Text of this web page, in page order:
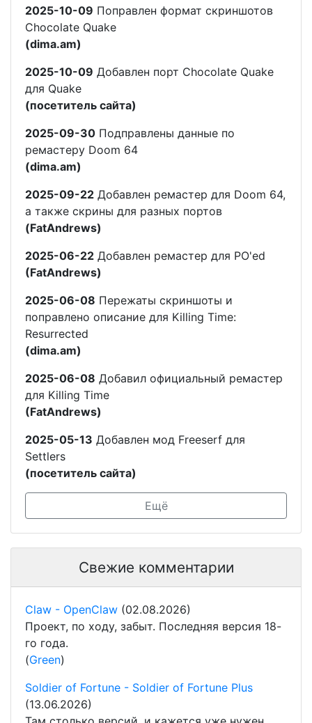
2025-10-09 Поправлен формат скриншотов
Chocolate Quake
(dima.am)
2025-10-09 Добавлен порт Chocolate Quake
для Quake
(посетитель сайта)
2025-09-30 Подправлены данные по
ремастеру Doom 64
(dima.am)
2025-09-22 Добавлен ремастер для Doom 64,
а также скрины для разных портов
(FatAndrews)
2025-06-22 Добавлен ремастер для PO'ed
(FatAndrews)
2025-06-08 Пережаты скриншоты и
поправлено описание для Killing Time:
Resurrected
(dima.am)
2025-06-08 Добавил официальный ремастер
для Killing Time
(FatAndrews)
2025-05-13 Добавлен мод Freeserf для
Settlers
(посетитель сайта)
Ещё
Свежие комментарии
Claw - OpenClaw (02.08.2026)
Проект, по ходу, забыт. Последняя версия 18-
го года.
(Green)
Soldier of Fortune - Soldier of Fortune Plus
(13.06.2026)